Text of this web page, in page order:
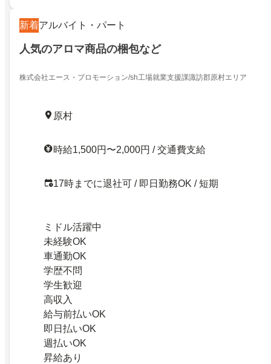
新着アルバイト・パート
人気のアロマ商品の梱包など
株式会社エース・プロモーション/sh工場就業支援課諏訪郡原村エリア
原村
時給1,500円〜2,000円 / 交通費支給
17時までに退社可 / 即日勤務OK / 短期
ミドル活躍中
未経験OK
車通勤OK
学歴不問
学生歓迎
高収入
給与前払いOK
即日払いOK
週払いOK
昇給あり